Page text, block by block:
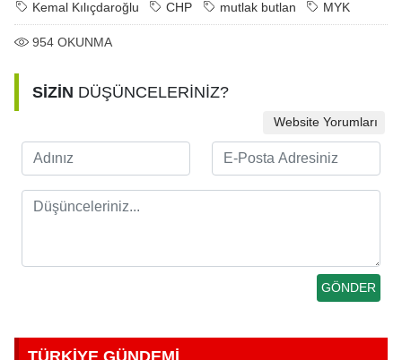
Kemal Kılıçdaroğlu CHP mutlak butlan MYK
954 OKUNMA
SİZİN DÜŞÜNCELERİNİZ?
Website Yorumları